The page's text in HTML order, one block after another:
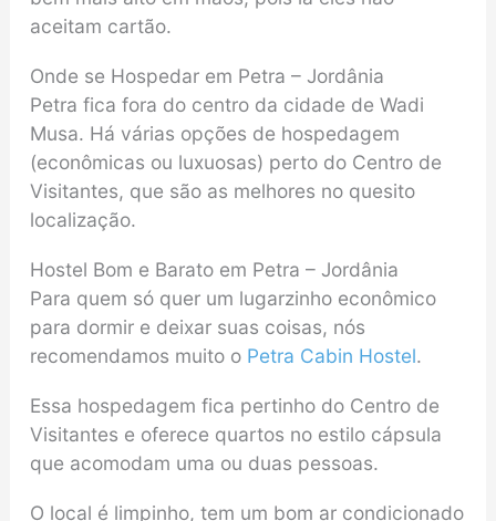
aceitam cartão.
Onde se Hospedar em Petra – Jordânia
Petra fica fora do centro da cidade de Wadi
Musa. Há várias opções de hospedagem
(econômicas ou luxuosas) perto do Centro de
Visitantes, que são as melhores no quesito
localização.
Hostel Bom e Barato em Petra – Jordânia
Para quem só quer um lugarzinho econômico
para dormir e deixar suas coisas, nós
recomendamos muito o Petra Cabin Hostel.
Essa hospedagem fica pertinho do Centro de
Visitantes e oferece quartos no estilo cápsula
que acomodam uma ou duas pessoas.
O local é limpinho, tem um bom ar condicionado